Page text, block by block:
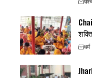
धर्म